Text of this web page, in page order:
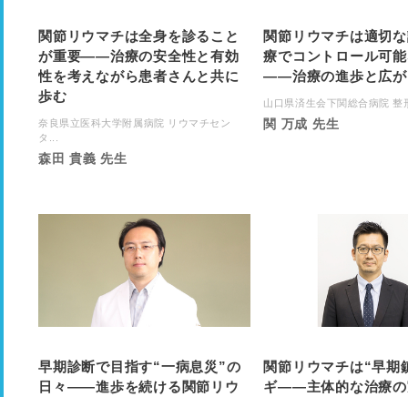
関節リウマチは全身を診ること
が重要――治療の安全性と有効
性を考えながら患者さんと共に
歩む
奈良県立医科大学附属病院 リウマチセン
タ...
森田 貴義 先生
関節リウマチは適切
療でコントロール可
――治療の進歩と広が
山口県済生会下関総合病院 整
関 万成 先生
早期診断で目指す“一病息災”の
日々――進歩を続ける関節リウ
関節リウマチは“早期
ギ――主体的な治療の